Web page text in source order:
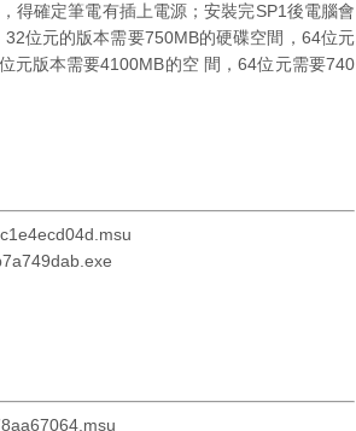
得確定筆電有插上電源；安裝完SP1後電腦會
位元的版本需要750MB的硬碟空間，64位元
元版本需要4100MB的空 間，64位元需要740